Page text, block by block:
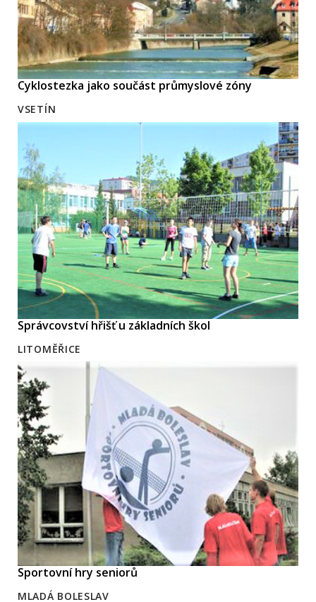
Cyklostezka jako součást průmyslové zóny
VSETÍN
Správcovství hřišť u základních škol
LITOMĚŘICE
Sportovní hry seniorů
MLADÁ BOLESLAV